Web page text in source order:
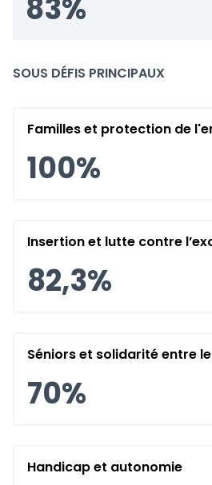
83%
SOUS DÉFIS PRINCIPAUX
Familles et protection de
100%
Insertion et lutte contre
82,3%
Séniors et solidarité entre
70%
Handicap et autonomie